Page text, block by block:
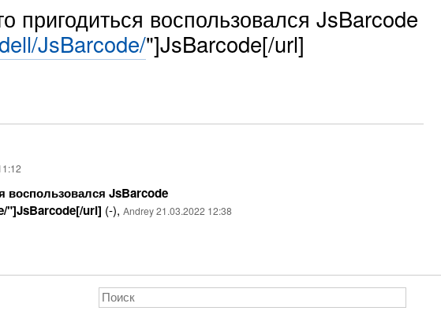
пригодиться воспользовался JsBarcode
JsBarcode/"]JsBarcode[/url]
воспользовался JsBarcode
"]JsBarcode[/url] (-), Andrey 21.03.2022 12:38